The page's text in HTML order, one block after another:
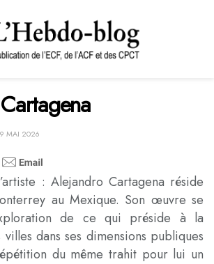
9 MAI 2026
: Alejandro Cartagena réside
au Mexique. Son œuvre se
de ce qui préside à la
dans ses dimensions publiques
du même trahit pour lui un